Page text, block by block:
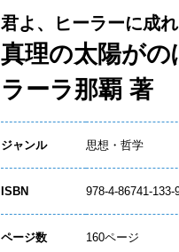
君よ、ヒーラーに成れ
真理の太陽がの
ラーラ那覇 著
ジャンル 思想・哲学
ISBN 978-4-86741-133-
ページ数 160ページ